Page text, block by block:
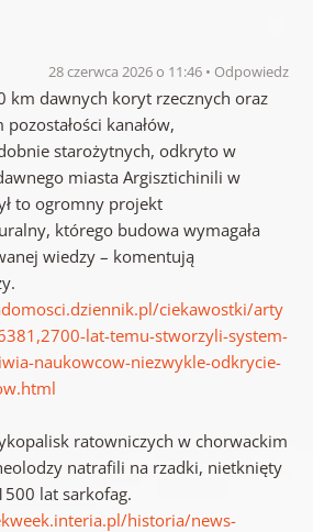
28 czerwca 2026 o 11:46 Odpowiedz
km dawnych koryt rzecznych oraz
kanałów,
starożytnych, odkryto w
miasta Argisztichinili w
to ogromny projekt
którego budowa wymagała
wiedzy – komentują
ciekawostki/arty
lat-temu-stworzyli-system-
naukowcow-niezwykle-odkrycie-
ratowniczych w chorwackim
natrafili na rzadki, nietknięty
lat sarkofag.
historia/news-